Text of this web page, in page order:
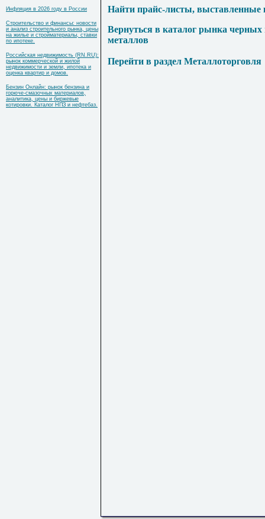
Инфляция в 2026 году в России
Строительство и финансы: новости
и анализ строительного рынка, цены
на жилье и стройматериалы, ставки
по ипотеке.
Российская недвижимость (RN.RU):
рынок коммерческой и жилой
недвижимости и земли, ипотека и
оценка квартир и домов.
Бензин Онлайн: рынок бензина и
горюче-смазочных материалов,
аналитика, цены и биржевые
котировки. Каталог НПЗ и нефтебаз.
Найти прайс-листы, выставленные
Вернуться в каталог рынка
металлов
Перейти в раздел Металлоторговля